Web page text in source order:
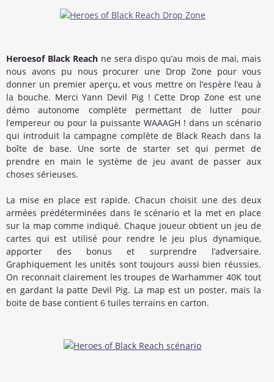
Heroesof Black Reach ne sera dispo qu’au mois de mai, mais
nous avons pu nous procurer une Drop Zone pour vous
donner un premier aperçu, et vous mettre on l’espère l’eau à
la bouche. Merci Yann Devil Pig ! Cette Drop Zone est une
démo autonome complète permettant de lutter pour
l’empereur ou pour la puissante WAAAGH ! dans un scénario
qui introduit la campagne complète de Black Reach dans la
boîte de base. Une sorte de starter set qui permet de
prendre en main le système de jeu avant de passer aux
choses sérieuses.
La mise en place est rapide. Chacun choisit une des deux
armées prédéterminées dans le scénario et la met en place
sur la map comme indiqué. Chaque joueur obtient un jeu de
cartes qui est utilisé pour rendre le jeu plus dynamique,
apporter des bonus et surprendre l’adversaire.
Graphiquement les unités sont toujours aussi bien réussies.
On reconnait clairement les troupes de Warhammer 40K tout
en gardant la patte Devil Pig. La map est un poster, mais la
boite de base contient 6 tuiles terrains en carton.